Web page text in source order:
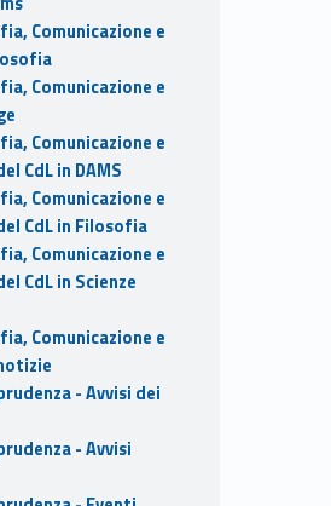
Comunicazione e
Comunicazione e
Comunicazione e
CdL in DAMS
Comunicazione e
CdL in Filosofia
Comunicazione e
CdL in Scienze
Comunicazione e
- Avvisi dei
- Avvisi